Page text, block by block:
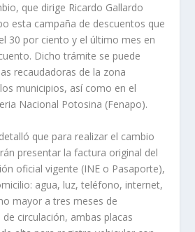
que dirige Ricardo Gallardo
esta campaña de descuentos que
30 por ciento y el último mes en
Dicho trámite se puede
recaudadoras de la zona
municipios, así como en el
Nacional Potosina (Fenapo).
que para realizar el cambio
presentar la factura original del
oficial vigente (INE o Pasaporte),
agua, luz, teléfono, internet,
mayor a tres meses de
circulación, ambas placas